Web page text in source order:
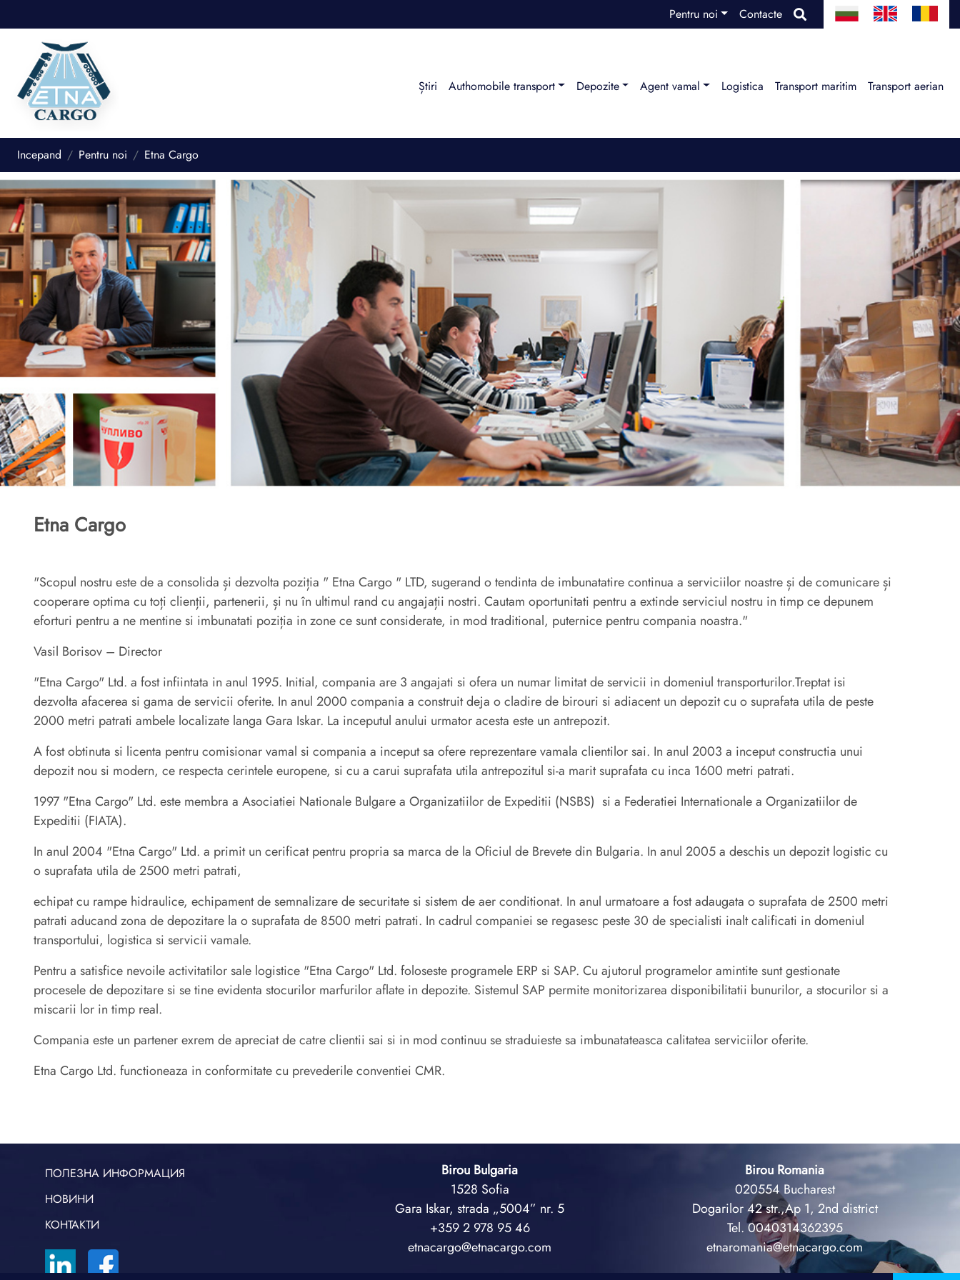
Pentru noi Contacte
Știri Authomobile transport Depozite Agent vamal Logistica Transport maritim Transport aerian
Incepand Pentru noi Etna Cargo
Etna Cargo
"Scopul nostru este de a consolida și dezvolta poziția " Etna Cargo " LTD, sugerand o tendinta de imbunatatire continua a serviciilor noastre și de comunicare și
cooperare optima cu toți clienții, partenerii, și nu în ultimul rand cu angajații nostri. Cautam oportunitati pentru a extinde serviciul nostru in timp ce depunem
eforturi pentru a ne mentine si imbunatati poziția in zone ce sunt considerate, in mod traditional, puternice pentru compania noastra."
Vasil Borisov – Director
"Etna Cargo" Ltd. a fost infiintata in anul 1995. Initial, compania are 3 angajati si ofera un numar limitat de servicii in domeniul transporturilor.Treptat isi
dezvolta afacerea si gama de servicii oferite. In anul 2000 compania a construit deja o cladire de birouri si adiacent un depozit cu o suprafata utila de peste
2000 metri patrati ambele localizate langa Gara Iskar. La inceputul anului urmator acesta este un antrepozit.
A fost obtinuta si licenta pentru comisionar vamal si compania a inceput sa ofere reprezentare vamala clientilor sai. In anul 2003 a inceput constructia unui
depozit nou si modern, ce respecta cerintele europene, si cu a carui suprafata utila antrepozitul si-a marit suprafata cu inca 1600 metri patrati.
1997 "Etna Cargo" Ltd. este membra a Asociatiei Nationale Bulgare a Organizatiilor de Expeditii (NSBS) si a Federatiei Internationale a Organizatiilor de
Expeditii (FIATA).
In anul 2004 "Etna Cargo" Ltd. a primit un cerificat pentru propria sa marca de la Oficiul de Brevete din Bulgaria. In anul 2005 a deschis un depozit logistic cu
o suprafata utila de 2500 metri patrati,
echipat cu rampe hidraulice, echipament de semnalizare de securitate si sistem de aer conditionat. In anul urmatoare a fost adaugata o suprafata de 2500 metri
patrati aducand zona de depozitare la o suprafata de 8500 metri patrati. In cadrul companiei se regasesc peste 30 de specialisti inalt calificati in domeniul
transportului, logistica si servicii vamale.
Pentru a satisfice nevoile activitatilor sale logistice "Etna Cargo" Ltd. foloseste programele ERP si SAP. Cu ajutorul programelor amintite sunt gestionate
procesele de depozitare si se tine evidenta stocurilor marfurilor aflate in depozite. Sistemul SAP permite monitorizarea disponibilitatii bunurilor, a stocurilor si a
miscarii lor in timp real.
Compania este un partener exrem de apreciat de catre clientii sai si in mod continuu se straduieste sa imbunatateasca calitatea serviciilor oferite.
Etna Cargo Ltd. functioneaza in conformitate cu prevederile conventiei CMR.
ПОЛЕЗНА ИНФОРМАЦИЯ
НОВИНИ
КОНТАКТИ
Birou Bulgaria
1528 Sofia
Gara Iskar, strada „5004” nr. 5
+359 2 978 95 46
etnacargo@etnacargo.com
Birou Romania
020554 Bucharest
Dogarilor 42 str.,Ap 1, 2nd district
Tel. 0040314362395
etnaromania@etnacargo.com